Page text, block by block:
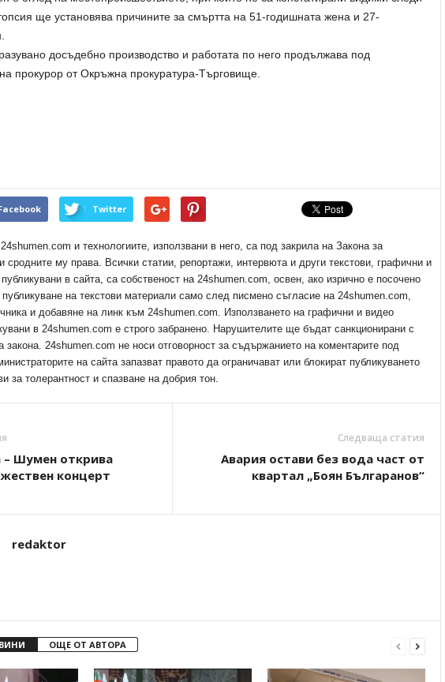
ще установява причините за смъртта на 51-годишната жена и 27-
досъдебно производство и работата по него продължава под
прокурор от Окръжна прокуратура-Търговище.
Twitter
и технологиите, използвани в него, са под закрила на Закона за
сродните му права. Всички статии, репортажи, интервюта и други текстови, графични и
в сайта, са собственост на 24shumen.com, освен, ако изрично е посочено
на текстови материали само след писмено съгласие на 24shumen.com,
и добавяне на линк към 24shumen.com. Използването на графични и видео
в 24shumen.com е строго забранено. Нарушителите ще бъдат санкционирани с
закона. 24shumen.com не носи отговорност за съдържанието на коментарите под
на сайта запазват правото да ограничават или блокират публикуването
за толерантност и спазване на добрия тон.
Шумен открива
концерт
Следваща статия
Авария остави без вода част от
квартал „Боян Българанов“
redaktor
ОЩЕ ОТ АВТОРА